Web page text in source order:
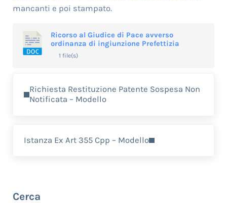
mancanti e poi stampato.
Ricorso al Giudice di Pace avverso
ordinanza di ingiunzione Prefettizia
1 file(s)
Richiesta Restituzione Patente Sospesa Non
Notificata – Modello
Istanza Ex Art 355 Cpp – Modello
Sidebar
Cerca